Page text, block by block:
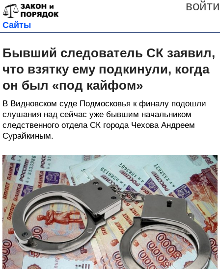
войти
Сайты
Бывший следователь СК заявил,
что взятку ему подкинули, когда
он был «под кайфом»
В Видновском суде Подмосковья к финалу подошли
слушания над сейчас уже бывшим начальником
следственного отдела СК города Чехова Андреем
Сурайкиным.